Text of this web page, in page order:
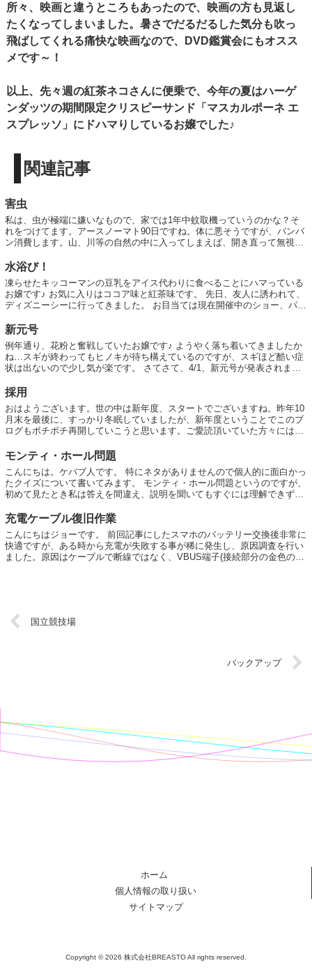
所々、映画と違うところもあったので、映画の方も見返し
たくなってしまいました。暑さでだるだるした気分も吹っ
飛ばしてくれる痛快な映画なので、DVD鑑賞会にもオスス
メです～！
以上、先々週の紅茶ネコさんに便乗で、今年の夏はハーゲ
ンダッツの期間限定クリスピーサンド「マスカルポーネ エ
スプレッソ」にドハマりしているお嬢でした♪
関連記事
害虫
私は、虫が極端に嫌いなもので、家では1年中蚊取機っていうのかな？そ
れをつけてます。アースノーマト90日ですね。体に悪そうですが、バンバ
ン消費します。山、川等の自然の中に入ってしまえば、開き直って無視す
水浴び！
凍らせたキッコーマンの豆乳をアイス代わりに食べることにハマっている
お嬢です♪ お気に入りはココア味と紅茶味です。 先日、友人に誘われて、
ディズニーシーに行ってきました。 お目当ては現在開催中のショー、パイ
新元号
例年通り、花粉と奮戦していたお嬢です♪ ようやく落ち着いてきましたか
ね…スギが終わってもヒノキが待ち構えているのですが、スギほど酷い症
状は出ないので少し気が楽です。 さてさて、4/1、新元号が発表されまし
採用
おはようございます。世の中は新年度、スタートでございますね。昨年10
月末を最後に、すっかり冬眠していましたが、新年度ということでこのブ
ログもボチボチ再開していこうと思います。ご愛読頂いていた方々には勝
モンティ・ホール問題
こんにちは。ケバブ人です。 特にネタがありませんので個人的に面白かっ
たクイズについて書いてみます。 モンティ・ホール問題というのですが、
初めて見たとき私は答えを間違え、説明を聞いてもすぐには理解できず、
充電ケーブル復旧作業
こんにちはジョーです。 前回記事にしたスマホのバッテリー交換後非常に
快適ですが、ある時から充電が失敗する事が稀に発生し、原因調査を行い
ました。原因はケーブルで断線ではなく、VBUS端子(接続部分の金色の部
国立競技場
バックアップ
ホーム
個人情報の取り扱い
サイトマップ
Copyright © 2026 株式会社BREASTO All rights reserved.